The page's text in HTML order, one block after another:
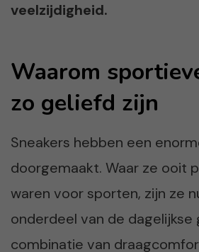
veelzijdigheid.
Waarom
zo geliefd zijn
Sneakers hebben een
doorgemaakt. Waar ze ooit
waren voor sporten, zijn ze
onderdeel van de dagelijkse
combinatie van